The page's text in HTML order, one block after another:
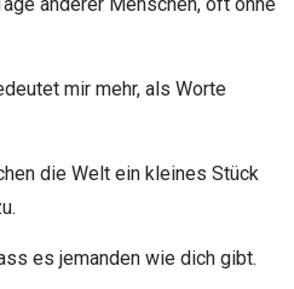
mir mehr, als Worte
die Welt ein kleines Stück
es jemanden wie dich gibt.